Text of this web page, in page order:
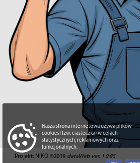
Projekt: NIKO ©2019 dataWeb ver. 1.0.85
Nasza strona internetowa używa plików
cookies (tzw. ciasteczka) w celach
statystycznych, reklamowych oraz
funkcjonalnych.